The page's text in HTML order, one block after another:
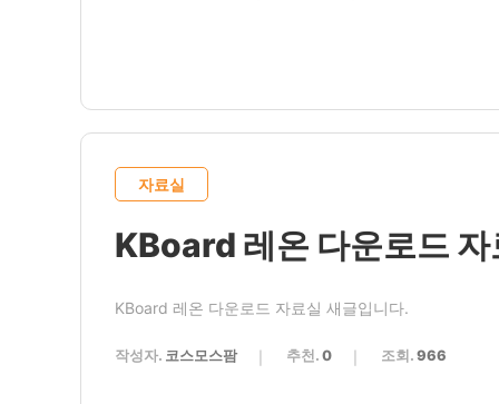
자료실
KBoard 레온 다운로드
KBoard 레온 다운로드 자료실 새글입니다.
작성자. 코스모스팜 추천. 0 조회. 966